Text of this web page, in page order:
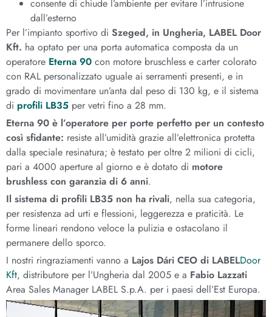
consente di chiude l’ambiente per evitare l’intrusione
dall’esterno
Per l’impianto sportivo di Szeged, in Ungheria, LABEL Door
Kft. ha optato per una porta automatica composta da un
operatore Eterna 90 con motore bruschless e carter colorato
con RAL personalizzato uguale ai serramenti presenti, e in
grado di movimentare un’anta dal peso di 130 kg, e il sistema
di profili LB35 per vetri fino a 28 mm.
Eterna 90 è l’operatore per porte perfetto per un contesto
così sfidante: resiste all’umidità grazie all’elettronica protetta
dalla speciale resinatura; è testato per oltre 2 milioni di cicli,
pari a 4000 aperture al giorno e è dotato di motore
brushless con garanzia di 6 anni.
Il sistema di profili LB35 non ha rivali, nella sua categoria,
per resistenza ad urti e flessioni, leggerezza e praticità. Le
forme lineari rendono veloce la pulizia e ostacolano il
permanere dello sporco.
I nostri ringraziamenti vanno a Lajos Dári CEO di LABELDoor
Kft, distributore per l’Ungheria dal 2005 e a Fabio Lazzati
Area Sales Manager LABEL S.p.A. per i paesi dell’Est Europa.